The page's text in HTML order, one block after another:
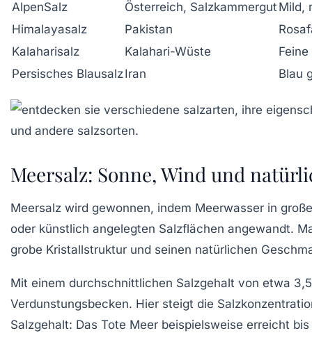
AlpenSalz
Österreich, Salzkammergut Mild,
Himalayasalz
Pakistan
Kalaharisalz
Kalahari-Wüste
Persisches BlausalzIran Blau
Meersalz: Sonne, Wind und
Meersalz wird gewonnen, indem Meerwasser in
oder künstlich angelegten Salzflächen angewandt.
grobe Kristallstruktur und seinen natürlichen
Mit einem durchschnittlichen Salzgehalt von etwa
Verdunstungsbecken. Hier steigt die
Salzgehalt: Das Tote Meer beispielsweise erreicht